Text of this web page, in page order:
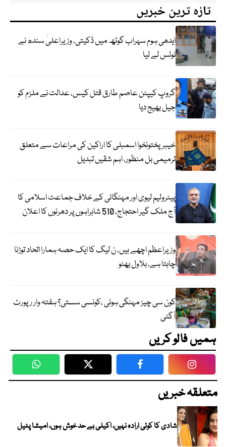
تازہ ترین خبریں
ایدھی ہوم سہراب گوٹھ میں ڈکیتی، وزیراعلیٰ سندھ نے
نوٹس لے لیا
گروپ کیپٹن عاصم طارق قتل کیس، عدالت نے ملزم کو
جیل بھیج دیا
خیبرپختونخوا اسمبلی کا اراکین کی مراعات سے متعلق
ترمیمی بل منظور، اہم شقیں تبدیل
پیٹرولیم لیوی اور مہنگائی کے خلاف جماعت اسلامی کا
آج ملک گیر احتجاج، 510 شاہراہوں پر دھرنوں کا اعلان
وزیراعظم اچھے ہیں، ن لیگ کا ایک حصہ ہمارا اتحاد توڑنا
چاہتا ہے، بلاول بھٹو
کون سی چیز مہنگی ہوئی ،کونسی سستی؟ ہفتہ وار رپورٹ
آگئی
ہمیں فالو کریں
WhatsApp Twitter Facebook
متعلقہ خبریں
شادی کا کوئی ارادہ نہیں، اکیلی بے حد خوش ہوں، امیشا پٹیل